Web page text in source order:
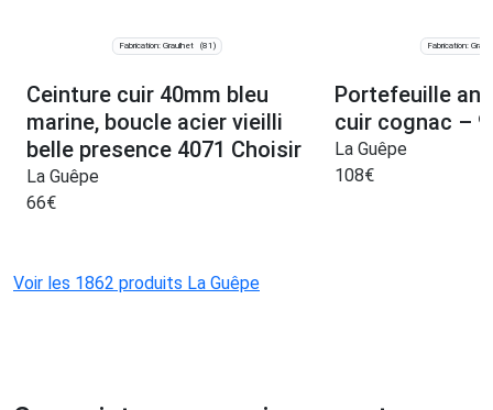
Fabrication: Graulhet (81)
Ceinture cuir 40mm bleu
marine, boucle acier vieilli
belle presence 4071 Choisir
La Guêpe
66€
Fabrication:
Portefeuille
cuir cognac –
La Guêpe
108€
Voir les 1862 produits La Guêpe